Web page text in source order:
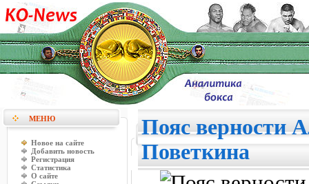
МЕНЮ
Новое на сайте
Добавить новость
Регистрация
Статистика
О сайте
Пояс верности
Поветкина